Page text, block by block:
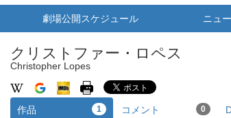
劇場公開スケジュール ニュ
クリストファー・ロペス
Christopher Lopes
作品 1 コメント 0